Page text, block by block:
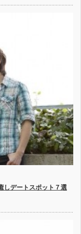
しデートスポット７選